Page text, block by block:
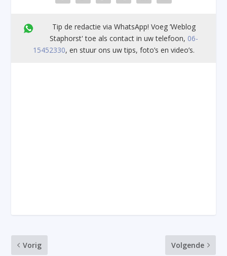
Tip de redactie via WhatsApp! Voeg ’Weblog
Staphorst' toe als contact in uw telefoon, 06-
15452330, en stuur ons uw tips, foto’s en video’s.
Vorig Volgende